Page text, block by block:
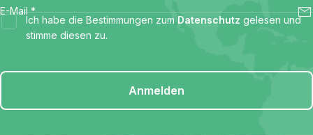
E-Mail *
Ich habe die Bestimmungen zum Datenschutz gelesen und
stimme diesen zu.
Anmelden